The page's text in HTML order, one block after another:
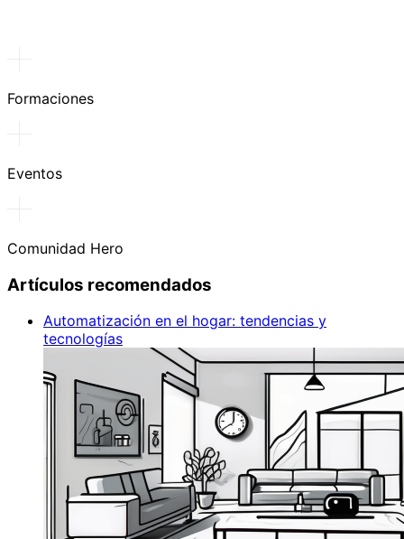
Formaciones
Eventos
Comunidad Hero
Artículos recomendados
Automatización en el hogar: tendencias y
tecnologías